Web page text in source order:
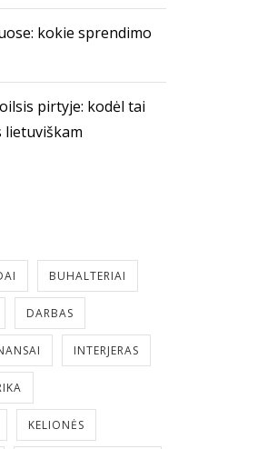
kokie sprendimo
pirtyje: kodėl tai
lietuviškam
BUHALTERIAI
DARBAS
INTERJERAS
KELIONĖS